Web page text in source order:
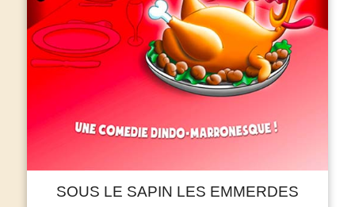
SOUS LE SAPIN LES EMMERDES